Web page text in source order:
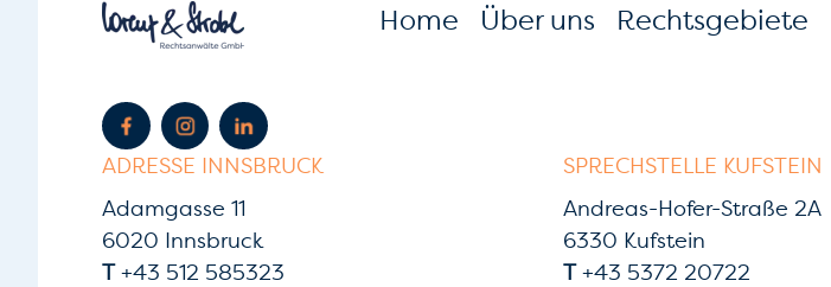
Home Über uns Rechtsgebiete
ADRESSE INNSBRUCK
Adamgasse 11
6020 Innsbruck
T+43 512 585323
SPRECHSTELLE KUFSTEIN
Andreas-Hofer-Straße 2A
6330 Kufstein
T+43 5372 20722